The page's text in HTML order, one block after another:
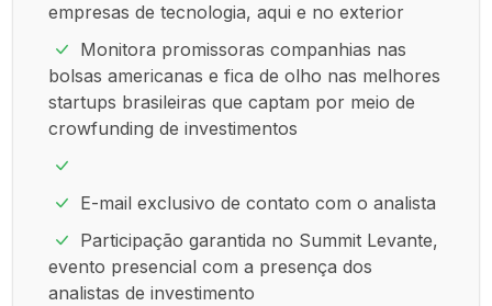
empresas de tecnologia, aqui e no exterior
Monitora promissoras companhias nas
bolsas americanas e fica de olho nas melhores
startups brasileiras que captam por meio de
crowfunding de investimentos
E-mail exclusivo de contato com o analista
Participação garantida no Summit Levante,
evento presencial com a presença dos
analistas de investimento